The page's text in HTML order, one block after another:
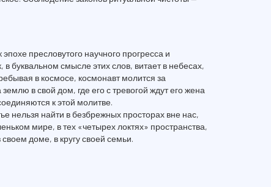
пресловутого научного прогресса и
в буквальном смысле этих слов, витает в небесах,
в космосе, космонавт молится за
в свой дом, где его с тревогой ждут его жена
к этой молитве.
нельзя найти в безбрежных просторах вне нас,
мире, в тех «четырех локтях» пространства,
доме, в кругу своей семьи.